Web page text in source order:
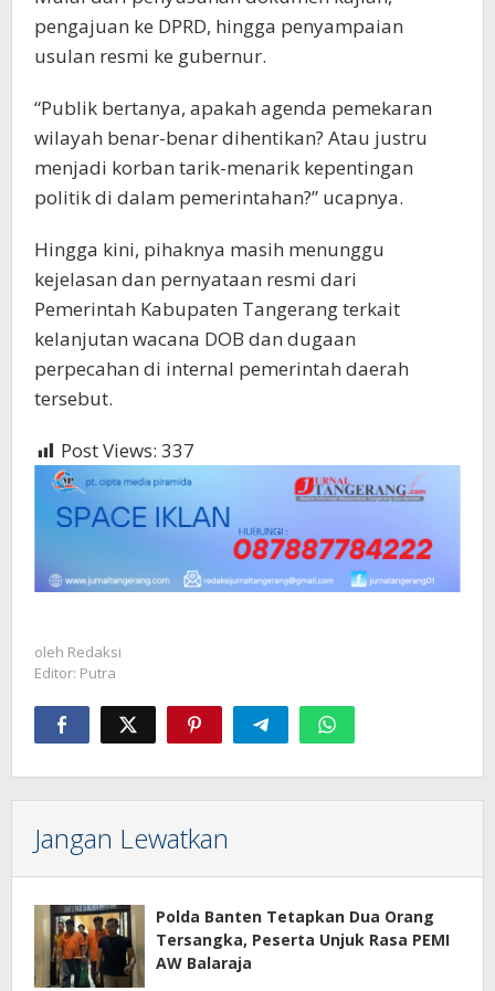
pengajuan ke DPRD, hingga penyampaian
usulan resmi ke gubernur.
“Publik bertanya, apakah agenda pemekaran
wilayah benar-benar dihentikan? Atau justru
menjadi korban tarik-menarik kepentingan
politik di dalam pemerintahan?” ucapnya.
Hingga kini, pihaknya masih menunggu
kejelasan dan pernyataan resmi dari
Pemerintah Kabupaten Tangerang terkait
kelanjutan wacana DOB dan dugaan
perpecahan di internal pemerintah daerah
tersebut.
Post Views: 337
oleh Redaksi
Editor: Putra
Jangan Lewatkan
Polda Banten Tetapkan Dua Orang
Tersangka, Peserta Unjuk Rasa PEMI
AW Balaraja